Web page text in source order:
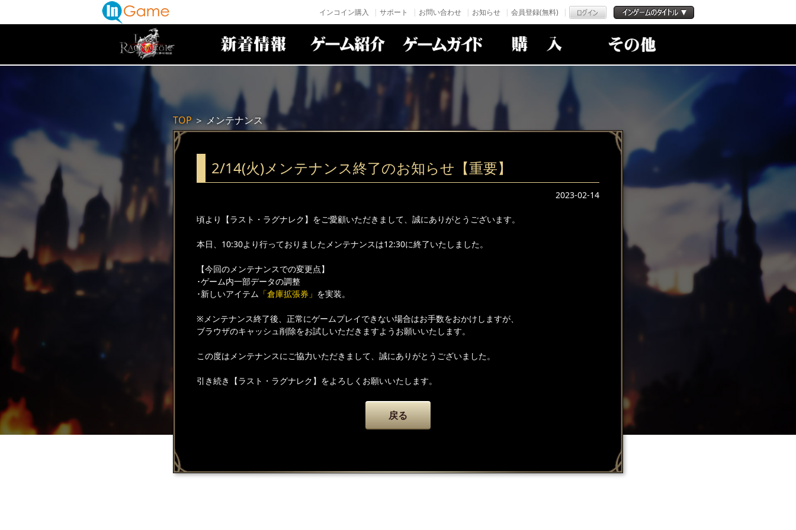
インコイン購入 サポート お問い合わせ お知らせ 会員登録(無料)
TOP＞メンテナンス
2/14(火)メンテナンス終了のお知らせ【重要】
2023-02-14
頃より【ラスト・ラグナレク】をご愛顧いただきまして、誠にありがとうございます。
本日、10:30より行っておりましたメンテナンスは12:30に終了いたしました。
【今回のメンテナンスでの変更点】
･ゲーム内一部データの調整
･新しいアイテム 「倉庫拡張券」 を実装。
※メンテナンス終了後、正常にゲームプレイできない場合はお手数をおかけしますが、
ブラウザのキャッシュ削除をお試しいただきますようお願いいたします。
この度はメンテナンスにご協力いただきまして、誠にありがとうございました。
引き続き【ラスト・ラグナレク】をよろしくお願いいたします。
戻る